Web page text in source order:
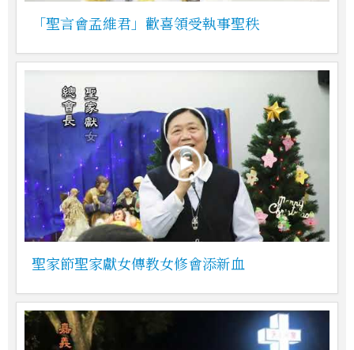
「聖言會孟維君」歡喜領受執事聖秩
聖家節聖家獻女傳教女修會添新血